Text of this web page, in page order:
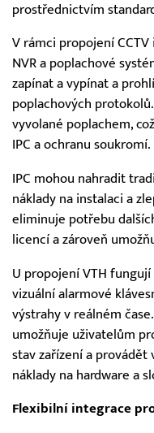
prostřednictvím
V rámci propojení
NVR a poplachové
zapínat a vypínat a
poplachových
vyvolané poplachem,
IPC a ochranu soukromí.
IPC mohou nahradit
náklady na instalaci a
eliminuje potřebu
licencí a zároveň
U propojení VTH
vizuální alarmové
výstrahy v reálném
umožňuje uživatelům
stav zařízení a provádět
náklady na hardware a
Flexibilní integrace